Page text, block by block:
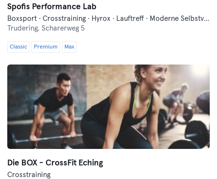
Spofis Performance Lab
Boxsport · Crosstraining · Hyrox · Lauftreff · Moderne Selbstverteidigung · Yoga
Trudering, Scharerweg 5
Classic Premium Max
Die BOX - CrossFit Eching
Crosstraining